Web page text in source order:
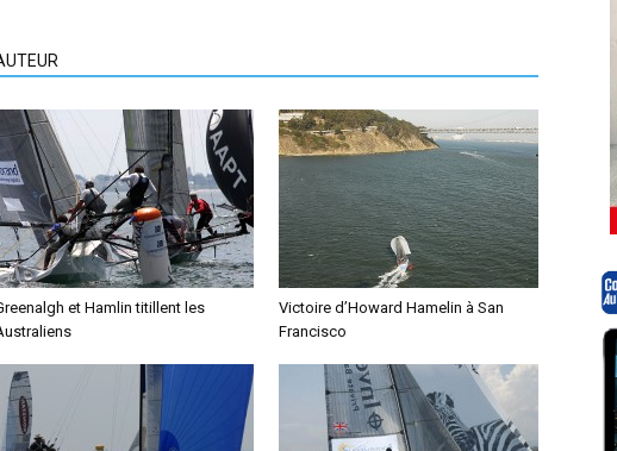
et Hamlin titillent les
Victoire d’Howard Hamelin à San
Francisco